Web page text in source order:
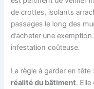
de crottes, isolants
passages le long des
d’acheter une
infestation coûteuse.
La règle à garder en tête :
réalité du bâtiment.